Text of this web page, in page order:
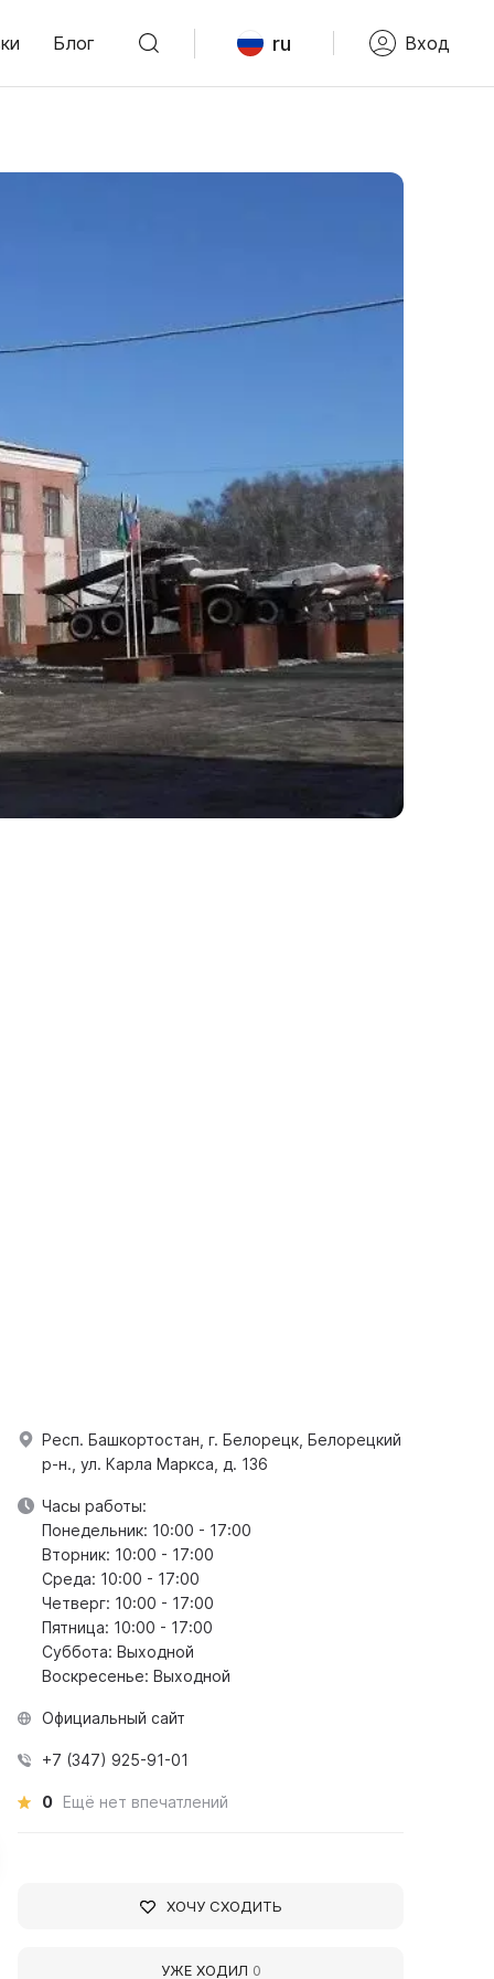
Блог ru Вход
Historical and
Респ. Башкортостан, г. Белорецк, Белорецкий
р-н., ул. Карла Маркса, д. 136
Часы работы:
Понедельник: 10:00 - 17:00
Вторник: 10:00 - 17:00
Среда: 10:00 - 17:00
Четверг: 10:00 - 17:00
Пятница: 10:00 - 17:00
Суббота: Выходной
Воскресенье: Выходной
Официальный сайт
+7 (347) 925-91-01
0 Ещё нет впечатлений
ХОЧУ СХОДИТЬ
УЖЕ ХОДИЛ 0